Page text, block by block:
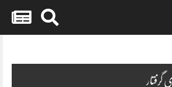
گرفتار